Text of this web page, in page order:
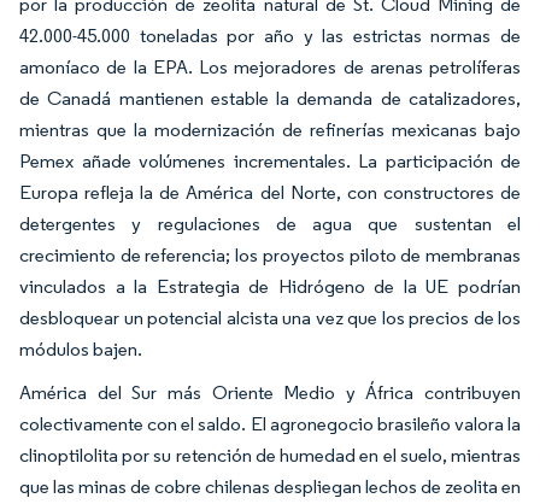
42.000-45.000 toneladas por año y las estrictas normas de
amoníaco de la EPA. Los mejoradores de arenas petrolíferas
de Canadá mantienen estable la demanda de catalizadores,
mientras que la modernización de refinerías mexicanas bajo
Pemex añade volúmenes incrementales. La participación de
Europa refleja la de América del Norte, con constructores de
detergentes y regulaciones de agua que sustentan el
crecimiento de referencia; los proyectos piloto de membranas
vinculados a la Estrategia de Hidrógeno de la UE podrían
desbloquear un potencial alcista una vez que los precios de los
módulos bajen.
América del Sur más Oriente Medio y África contribuyen
colectivamente con el saldo. El agronegocio brasileño valora la
clinoptilolita por su retención de humedad en el suelo, mientras
que las minas de cobre chilenas despliegan lechos de zeolita en